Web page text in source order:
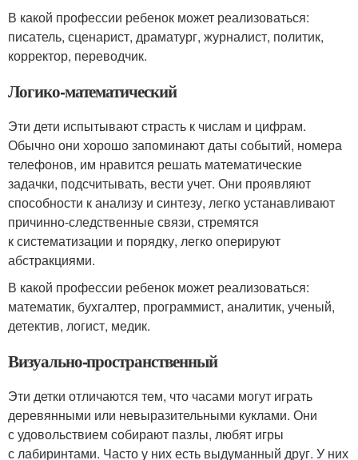
В какой профессии ребенок может реализоваться:
писатель, сценарист, драматург, журналист, политик,
корректор, переводчик.
Логико-математический
Эти дети испытывают страсть к числам и цифрам.
Обычно они хорошо запоминают даты событий, номера
телефонов, им нравится решать математические
задачки, подсчитывать, вести учет. Они проявляют
способности к анализу и синтезу, легко устанавливают
причинно-следственные связи, стремятся
к систематизации и порядку, легко оперируют
абстракциями.
В какой профессии ребенок может реализоваться:
математик, бухгалтер, программист, аналитик, ученый,
детектив, логист, медик.
Визуально-пространственный
Эти детки отличаются тем, что часами могут играть
деревянными или невыразительными куклами. Они
с удовольствием собирают пазлы, любят игры
с лабиринтами. Часто у них есть выдуманный друг. У них